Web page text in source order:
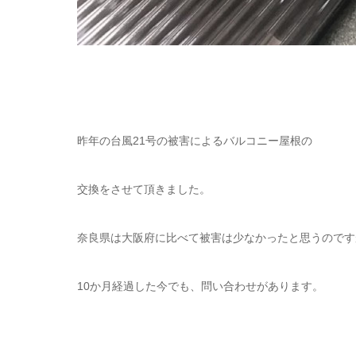
昨年の台風21号の被害によるバルコニー屋根の
交換をさせて頂きました。
奈良県は大阪府に比べて被害は少なかったと思うので
10か月経過した今でも、問い合わせがあります。